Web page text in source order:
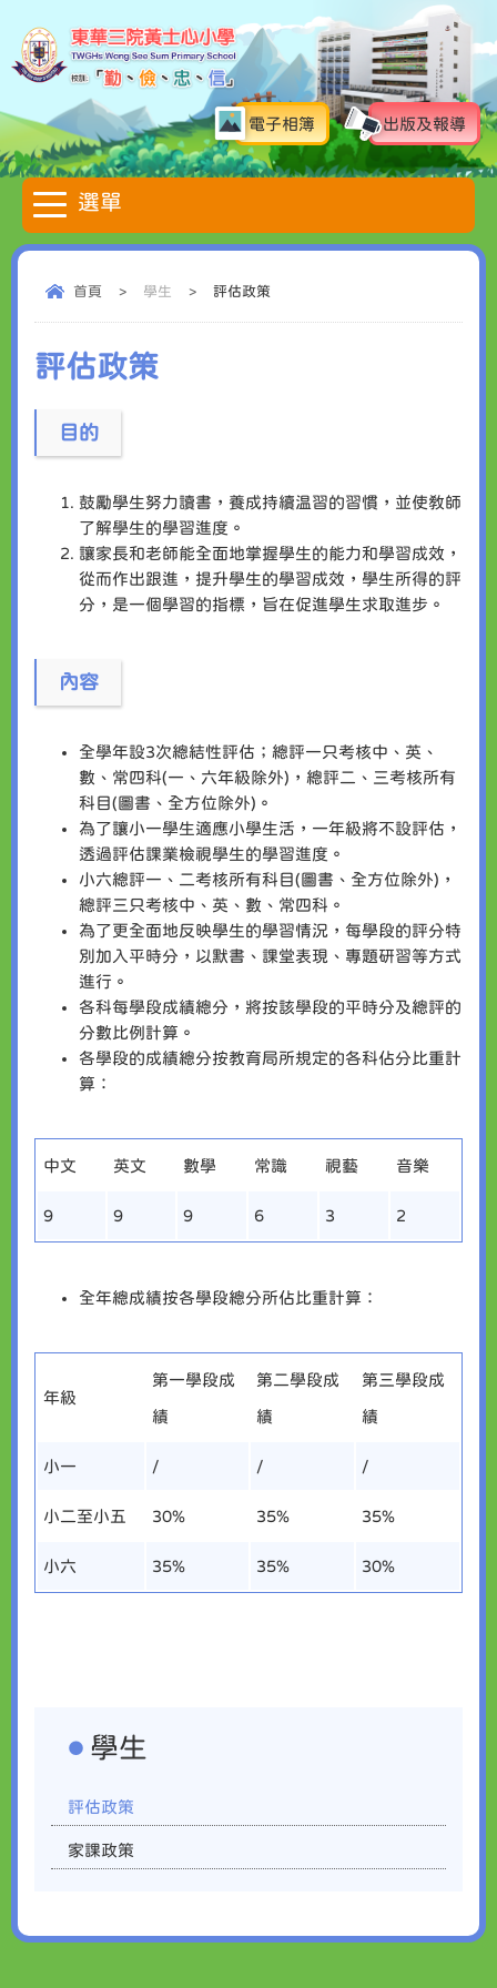
電子相簿 出版及報導
首頁 > 學生 > 評估政策
評估政策
目的
鼓勵學生努力讀書，養成持續温習的習慣，並使敎師
了解學生的學習進度。
讓家長和老師能全面地掌握學生的能力和學習成效，
從而作出跟進，提升學生的學習成效，學生所得的評
分，是一個學習的指標，旨在促進學生求取進步。
內容
全學年設3次總結性評估；總評一只考核中、英、
數、常四科(一、六年級除外)，總評二、三考核所有
科目(圖書、全方位除外)。
為了讓小一學生適應小學生活，一年級將不設評估，
透過評估課業檢視學生的學習進度。
小六總評一、二考核所有科目(圖書、全方位除外)，
總評三只考核中、英、數、常四科。
為了更全面地反映學生的學習情況，每學段的評分特
別加入平時分，以默書、課堂表現、專題研習等方式
進行。
各科每學段成績總分，將按該學段的平時分及總評的
分數比例計算。
各學段的成績總分按教育局所規定的各科佔分比重計
算：
中文 英文 數學 常識 視藝 音樂
9 9 9 6 3 2
全年總成績按各學段總分所佔比重計算：
年級
第一學段成
績
第二學段成
績
第三學段成
績
小一 / / /
小二至小五 30% 35% 35%
小六 35% 35% 30%
學生
評估政策
家課政策